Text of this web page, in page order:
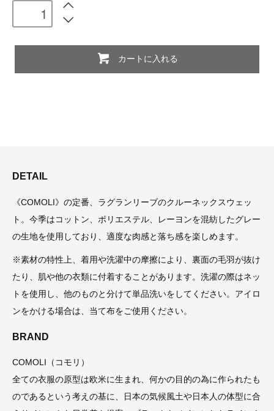
カートに入れる
DETAIL
《COMOLI》の定番、ラグランリーブのクルーネックスウェッ
ト。今季はコットン、ポリエステル、レーヨンを混紡したグレー
の生地を使用しており、適度な肉感と落ち感を楽しめます。
※素材の特性上、着用や洗濯中の摩擦により、裏面の毛羽が抜け
たり、肌や他の衣類に付着することがあります。洗濯の際はネッ
トを使用し、他のものと分けて単品洗いをしてください。アイロ
ンをかける場合は、当て布をご使用ください。
BRAND
COMOLI（コモリ）
全ての衣服の原型は欧米に生まれ、何かの目的の為に作られたも
のであるという考えの基に、日本の気候風土や日本人の体型に合